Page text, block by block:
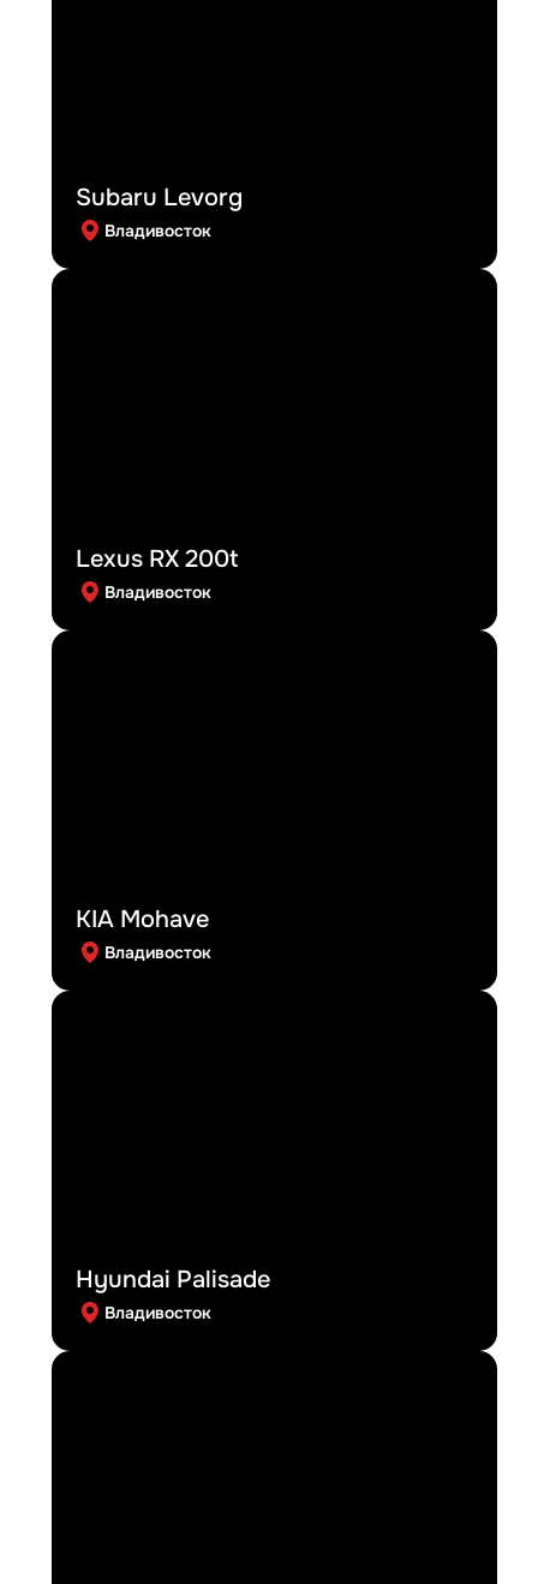
Subaru Levorg
Владивосток
Lexus RX 200t
Владивосток
KIA Mohave
Владивосток
Hyundai Palisade
Владивосток